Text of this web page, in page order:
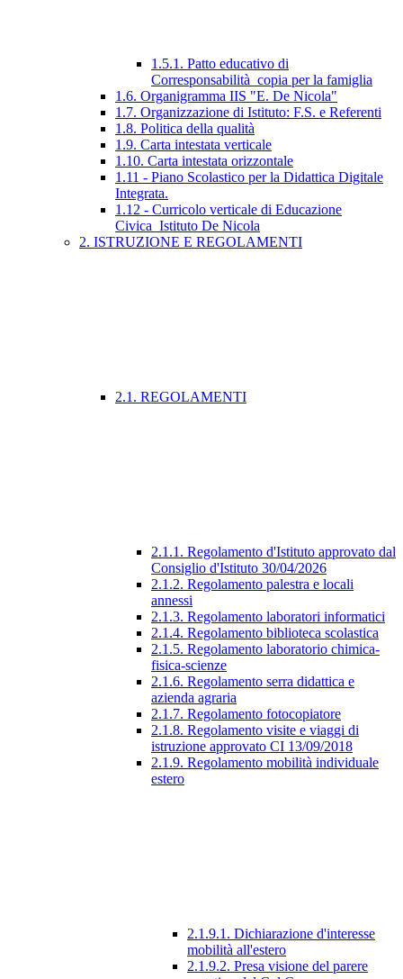
1.5.1. Patto educativo di
Corresponsabilità_copia per la famiglia
1.6. Organigramma IIS "E. De Nicola"
1.7. Organizzazione di Istituto: F.S. e Referenti
1.8. Politica della qualità
1.9. Carta intestata verticale
1.10. Carta intestata orizzontale
1.11 - Piano Scolastico per la Didattica Digitale
Integrata.
1.12 - Curricolo verticale di Educazione
Civica_Istituto De Nicola
2. ISTRUZIONE E REGOLAMENTI
2.1. REGOLAMENTI
2.1.1. Regolamento d'Istituto approvato dal
Consiglio d'Istituto 30/04/2026
2.1.2. Regolamento palestra e locali
annessi
2.1.3. Regolamento laboratori informatici
2.1.4. Regolamento biblioteca scolastica
2.1.5. Regolamento laboratorio chimica-
fisica-scienze
2.1.6. Regolamento serra didattica e
azienda agraria
2.1.7. Regolamento fotocopiatore
2.1.8. Regolamento visite e viaggi di
istruzione approvato CI 13/09/2018
2.1.9. Regolamento mobilità individuale
estero
2.1.9.1. Dichiarazione d'interesse
mobilità all'estero
2.1.9.2. Presa visione del parere